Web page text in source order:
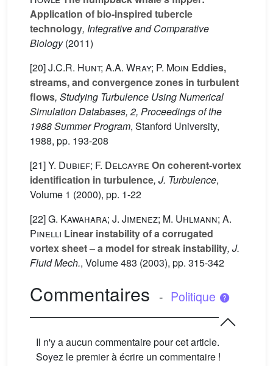
Application of bio-inspired tubercle
technology, Integrative and Comparative
Biology(2011)
[20]J.C.R. Hunt; A.A. Wray; P. Moin Eddies,
streams, and convergence zones in turbulent
flows, Studying Turbulence Using Numerical
Simulation Databases, 2, Proceedings of the
1988 Summer Program, Stanford University,
1988, pp. 193-208
[21]Y. Dubief; F. Delcayre On coherent-vortex
identification in turbulence, J. Turbulence,
Volume 1 (2000), pp. 1-22
[22]G. Kawahara; J. Jimenez; M. Uhlmann; A.
Pinelli Linear instability of a corrugated
vortex sheet – a model for streak instability, J.
Fluid Mech., Volume 483 (2003), pp. 315-342
Commentaires - Politique
Il n'y a aucun commentaire pour cet article.
Soyez le premier à écrire un commentaire !